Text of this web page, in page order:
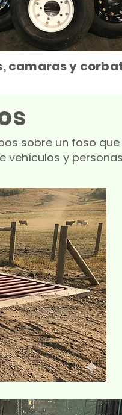
camaras y
sobre un foso que
vehículos y